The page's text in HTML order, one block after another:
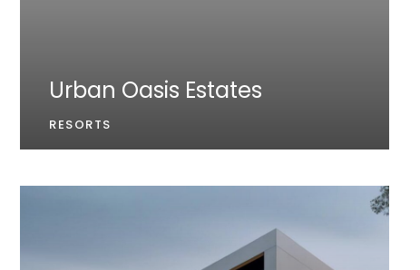
Urban Oasis Estates
RESORTS